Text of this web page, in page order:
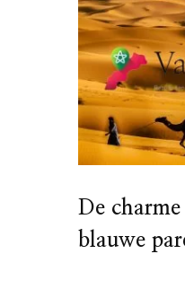
De
blauwe